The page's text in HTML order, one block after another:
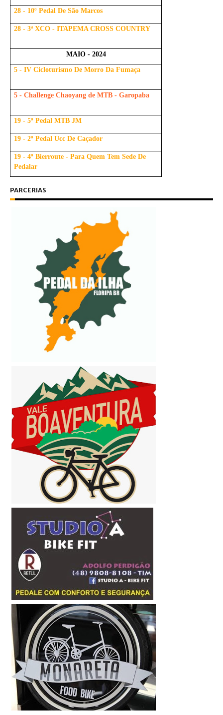
28 - 10º Pedal De São Marcos
28 - 3ª XCO - ITAPEMA CROSS COUNTRY
MAIO - 2024
5 - IV Cicloturismo De Morro Da Fumaça
5 - Challenge Chaoyang de MTB - Garopaba
19 - 5º Pedal MTB JM
19 - 2º Pedal Ucc De Caçador
19 - 4º Bierroute - Para Quem Tem Sede De
Pedalar
PARCERIAS